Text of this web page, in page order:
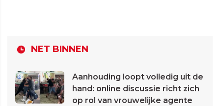
NET BINNEN
Aanhouding loopt volledig uit de
hand: online discussie richt zich
op rol van vrouwelijke agente